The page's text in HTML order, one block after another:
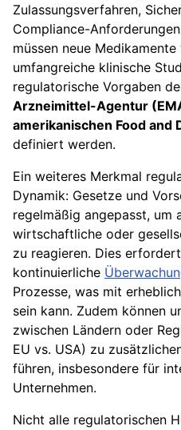
Zulassungsverfahren,
Compliance-
müssen neue
umfangreiche klinische
regulatorische Vorgaben
Arzneimittel-Agentur
amerikanischen Food and
definiert werden.
Ein weiteres Merkmal
Dynamik: Gesetze und
regelmäßig angepasst, um
wirtschaftliche oder
zu reagieren. Dies
kontinuierliche
Prozesse, was mit
sein kann. Zudem können
zwischen Ländern oder
EU vs. USA) zu
führen, insbesondere für
Unternehmen.
Nicht alle regulatorischen